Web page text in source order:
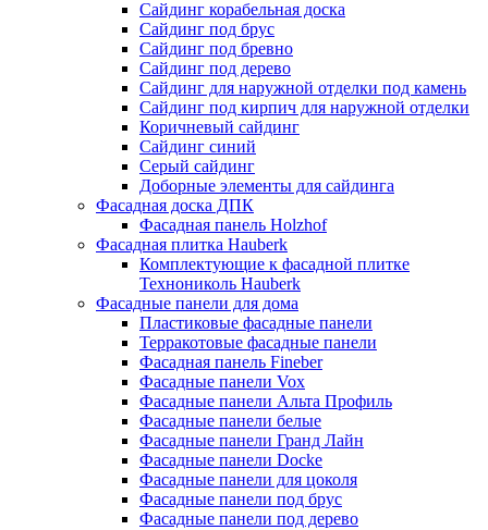
Сайдинг корабельная доска
Сайдинг под брус
Сайдинг под бревно
Сайдинг под дерево
Сайдинг для наружной отделки под камень
Сайдинг под кирпич для наружной отделки
Коричневый сайдинг
Сайдинг синий
Серый сайдинг
Доборные элементы для сайдинга
Фасадная доска ДПК
Фасадная панель Holzhof
Фасадная плитка Hauberk
Комплектующие к фасадной плитке
Технониколь Hauberk
Фасадные панели для дома
Пластиковые фасадные панели
Терракотовые фасадные панели
Фасадная панель Fineber
Фасадные панели Vox
Фасадные панели Альта Профиль
Фасадные панели белые
Фасадные панели Гранд Лайн
Фасадные панели Docke
Фасадные панели для цоколя
Фасадные панели под брус
Фасадные панели под дерево